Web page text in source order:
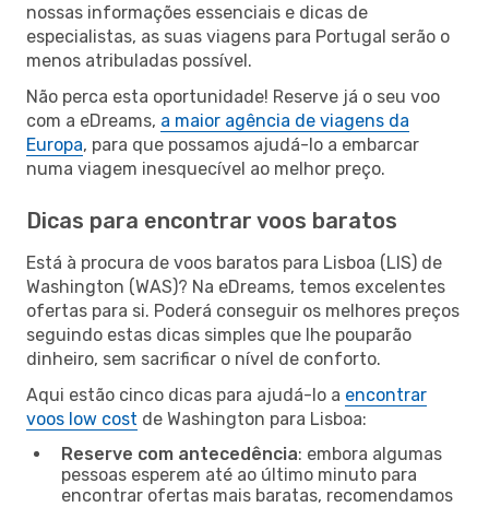
nossas informações essenciais e dicas de
especialistas, as suas viagens para Portugal serão o
menos atribuladas possível.
Não perca esta oportunidade! Reserve já o seu voo
com a eDreams, a maior agência de viagens da
Europa, para que possamos ajudá-lo a embarcar
numa viagem inesquecível ao melhor preço.
Dicas para encontrar voos baratos
Está à procura de voos baratos para Lisboa (LIS) de
Washington (WAS)? Na eDreams, temos excelentes
ofertas para si. Poderá conseguir os melhores preços
seguindo estas dicas simples que lhe pouparão
dinheiro, sem sacrificar o nível de conforto.
Aqui estão cinco dicas para ajudá-lo a encontrar
voos low cost de Washington para Lisboa:
Reserve com antecedência: embora algumas
pessoas esperem até ao último minuto para
encontrar ofertas mais baratas, recomendamos